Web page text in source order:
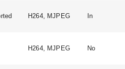
H264, MJPEG In
H264, MJPEG No